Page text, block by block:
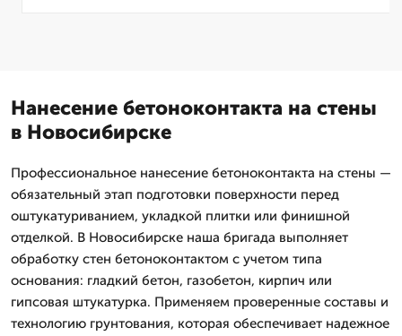
Нанесение бетоноконтакта на стены
в Новосибирске
Профессиональное нанесение бетоноконтакта на стены —
обязательный этап подготовки поверхности перед
оштукатуриванием, укладкой плитки или финишной
отделкой. В Новосибирске наша бригада выполняет
обработку стен бетоноконтактом с учетом типа
основания: гладкий бетон, газобетон, кирпич или
гипсовая штукатурка. Применяем проверенные составы и
технологию грунтования, которая обеспечивает надежное